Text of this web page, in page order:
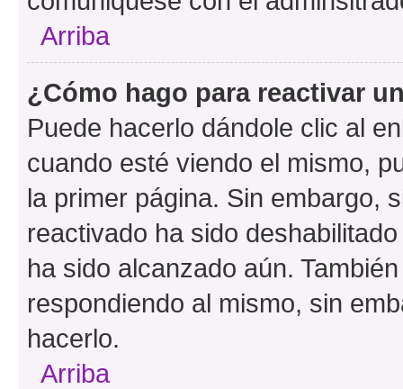
Arriba
¿Cómo hago para reactivar
Puede hacerlo dándole clic al
cuando esté viendo el mismo,
la primer página. Sin embargo,
reactivado ha sido
ha sido alcanzado aún.
respondiendo al mismo, sin
hacerlo.
Arriba